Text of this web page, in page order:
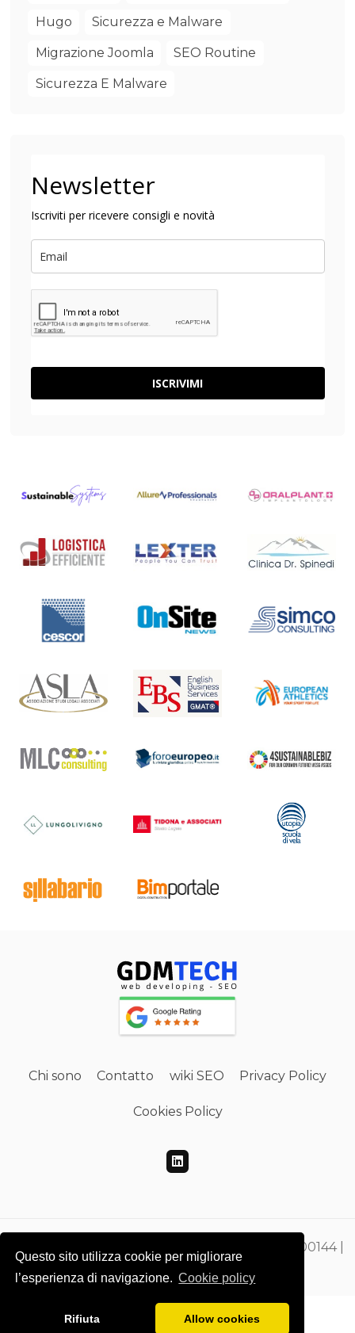
Questo sito utilizza cookie per migliorare
l’esperienza di navigazione. Cookie policy
Rifiuta Allow cookies
Hugo Sicurezza e Malware
Migrazione Joomla SEO Routine
Sicurezza E Malware
Newsletter
Iscriviti per ricevere consigli e novità
ISCRIVIMI
Chi sono Contatto wiki SEO Privacy Policy
Cookies Policy
Gdmtech Web Developing e SEO | PI 00865500144 |
CF DMEGZN73A10F205M